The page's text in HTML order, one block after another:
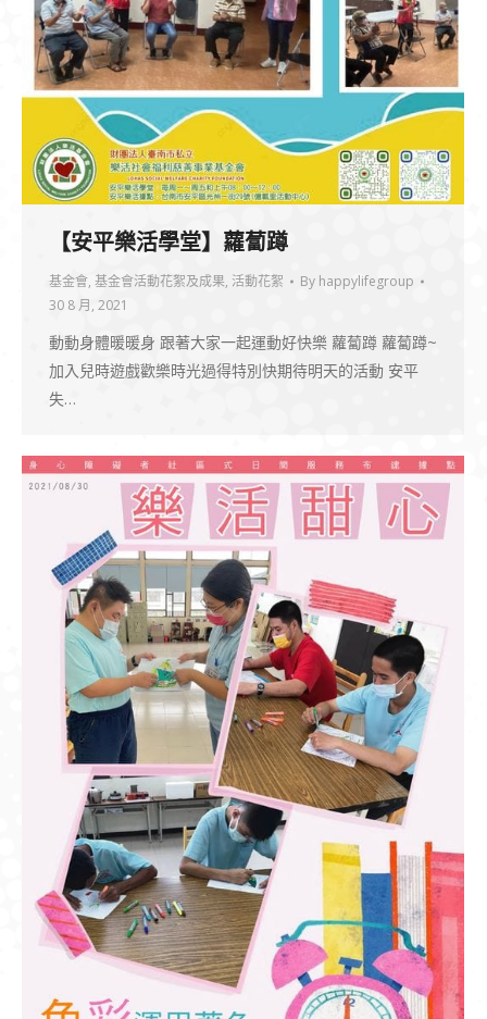
【安平樂活學堂】蘿蔔蹲
基金會, 基金會活動花絮及成果, 活動花絮 By happylifegroup
30 8 月, 2021
動動身體暖暖身 跟著大家一起運動好快樂 蘿蔔蹲 蘿蔔蹲~
加入兒時遊戲歡樂時光過得特別快期待明天的活動 安平
失…